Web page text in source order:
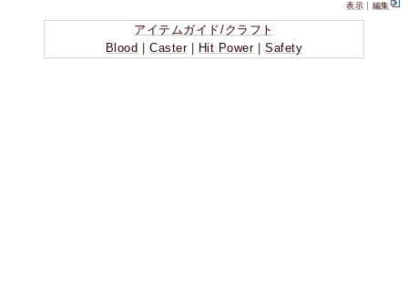
表示 ｜ 編集
アイテムガイド/クラフト
Blood |Caster| Hit Power| Safety